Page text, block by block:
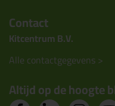
Contact
Kitcentrum B.V.
Alle contactgegevens >
Altijd op de hoogte